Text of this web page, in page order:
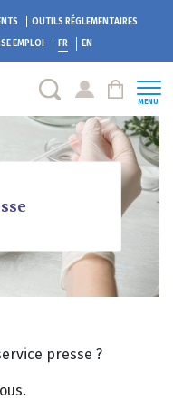
OUTILS RÉGLEMENTAIRES
EMPLOI FR EN
MENU
presse ?